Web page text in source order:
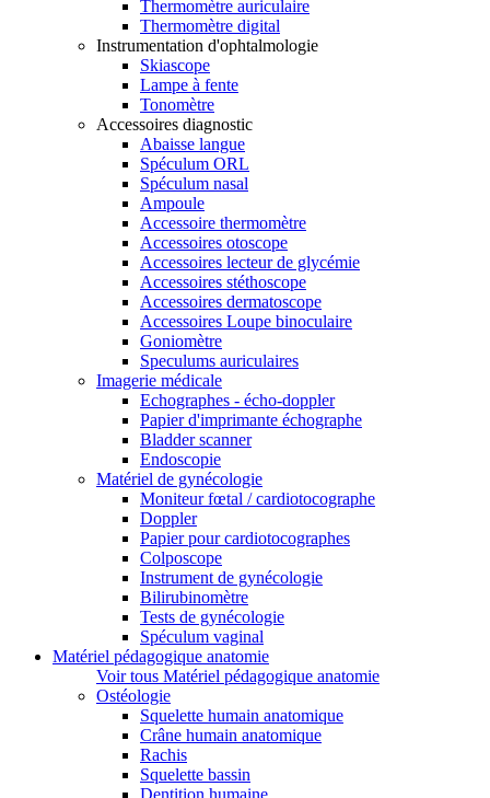
Thermomètre auriculaire
Thermomètre digital
Instrumentation d'ophtalmologie
Skiascope
Lampe à fente
Tonomètre
Accessoires diagnostic
Abaisse langue
Spéculum ORL
Spéculum nasal
Ampoule
Accessoire thermomètre
Accessoires otoscope
Accessoires lecteur de glycémie
Accessoires stéthoscope
Accessoires dermatoscope
Accessoires Loupe binoculaire
Goniomètre
Speculums auriculaires
Imagerie médicale
Echographes - écho-doppler
Papier d'imprimante échographe
Bladder scanner
Endoscopie
Matériel de gynécologie
Moniteur fœtal / cardiotocographe
Doppler
Papier pour cardiotocographes
Colposcope
Instrument de gynécologie
Bilirubinomètre
Tests de gynécologie
Spéculum vaginal
Matériel pédagogique anatomie
Voir tous Matériel pédagogique anatomie
Ostéologie
Squelette humain anatomique
Crâne humain anatomique
Rachis
Squelette bassin
Dentition humaine